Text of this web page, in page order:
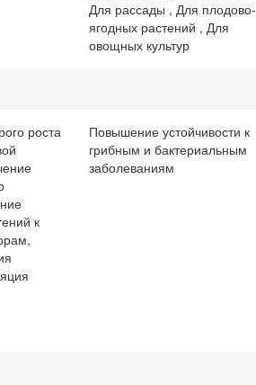
Для рассады , Для плодово-
ягодных растений , Для
овощных культур
роста
к
Повышение устойчивости к
грибным и бактериальным
заболеваниям